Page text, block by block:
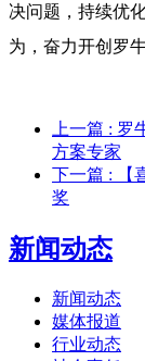
决问题，持续优
为，奋力开创罗
上一篇 : 罗
方案专家
下一篇 : 【
奖
新闻动态
新闻动态
媒体报道
行业动态